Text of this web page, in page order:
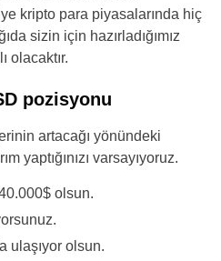
kripto para piyasalarında hiç
sizin için hazırladığımız
olacaktır.
pozisyonu
artacağı yönündeki
yaptığınızı varsayıyoruz.
olsun.
ulaşıyor olsun.